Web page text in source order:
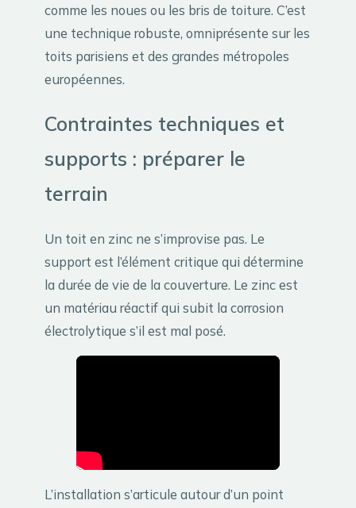
comme les noues ou les bris de toiture. C’est
une technique robuste, omniprésente sur les
toits parisiens et des grandes métropoles
européennes.
Contraintes techniques et
supports : préparer le
terrain
Un toit en zinc ne s’improvise pas. Le
support est l’élément critique qui détermine
la durée de vie de la couverture. Le zinc est
un matériau réactif qui subit la corrosion
électrolytique s’il est mal posé.
L’installation s’articule autour d’un point